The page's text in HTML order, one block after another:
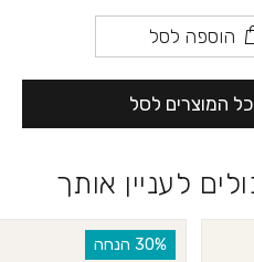
הוספה לסל
לעניין אותך
‫30% הנחה